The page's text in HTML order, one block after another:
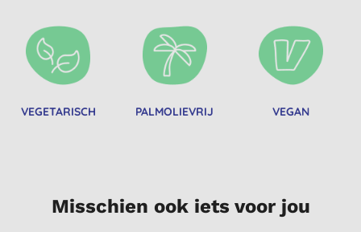
VEGETARISCH PALMOLIEVRIJ VEGAN
Misschien ook iets voor jou